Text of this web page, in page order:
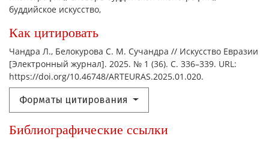
буддийское искусство,
Как цитировать
Чандра Л., Белокурова С. М. Сучандра // Искусство Евразии
[Электронный журнал]. 2025. № 1 (36). С. 336–339. URL:
https://doi.org/10.46748/ARTEURAS.2025.01.020.
Форматы цитирования
Библиографические ссылки